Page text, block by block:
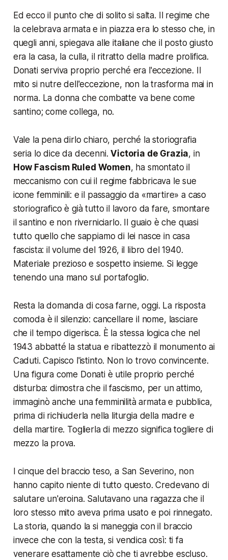
Ed ecco il punto che di solito si salta. Il regime che
la celebrava armata e in piazza era lo stesso che, in
quegli anni, spiegava alle italiane che il posto giusto
era la casa, la culla, il ritratto della madre prolifica.
Donati serviva proprio perché era l'eccezione. Il
mito si nutre dell'eccezione, non la trasforma mai in
norma. La donna che combatte va bene come
santino; come collega, no.
Vale la pena dirlo chiaro, perché la storiografia
seria lo dice da decenni.Victoria de Grazia, in
How Fascism Ruled Women, ha smontato il
meccanismo con cui il regime fabbricava le sue
icone femminili: e il passaggio da «martire» a caso
storiografico è già tutto il lavoro da fare, smontare
il santino e non riverniciarlo. Il guaio è che quasi
tutto quello che sappiamo di lei nasce in casa
fascista: il volume del 1926, il libro del 1940.
Materiale prezioso e sospetto insieme. Si legge
tenendo una mano sul portafoglio.
Resta la domanda di cosa farne, oggi. La risposta
comoda è il silenzio: cancellare il nome, lasciare
che il tempo digerisca. È la stessa logica che nel
1943 abbatté la statua e ribattezzò il monumento ai
Caduti. Capisco l'istinto. Non lo trovo convincente.
Una figura come Donati è utile proprio perché
disturba: dimostra che il fascismo, per un attimo,
immaginò anche una femminilità armata e pubblica,
prima di richiuderla nella liturgia della madre e
della martire. Toglierla di mezzo significa togliere di
mezzo la prova.
I cinque del braccio teso, a San Severino, non
hanno capito niente di tutto questo. Credevano di
salutare un'eroina. Salutavano una ragazza che il
loro stesso mito aveva prima usato e poi rinnegato.
La storia, quando la si maneggia con il braccio
invece che con la testa, si vendica così: ti fa
venerare esattamente ciò che ti avrebbe escluso.